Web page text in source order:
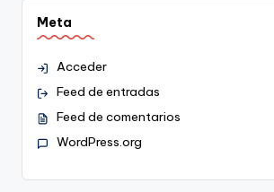
Meta
Acceder
Feed de entradas
Feed de comentarios
WordPress.org